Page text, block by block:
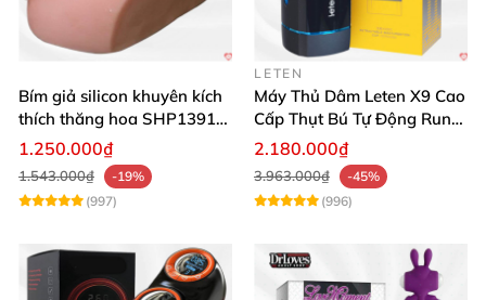
Bím giả silicon khuyên kích
thích thăng hoa SHP1391
ShopHanhPhuc
1.250.000₫
1.543.000₫
-19%
(997)
LETEN
Máy Thủ Dâm Leten X9 Cao
Cấp Thụt Bú Tự Động Rung
Rên
2.180.000₫
3.963.000₫
-45%
(996)